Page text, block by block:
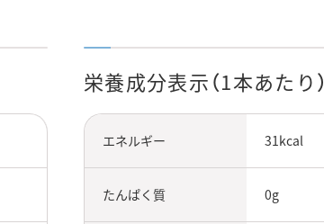
栄養成分表示（1本あたり）
エネルギー 31kcal
たんぱく質 0g